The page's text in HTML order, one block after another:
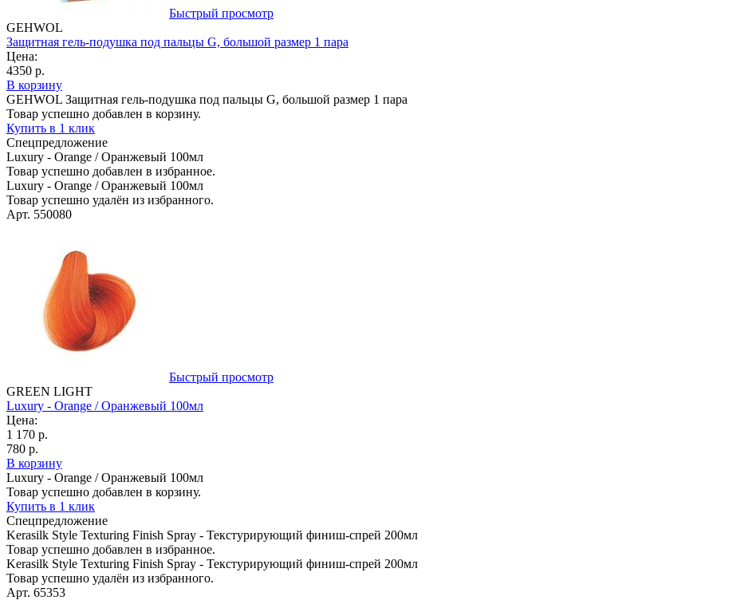
Быстрый просмотр
GEHWOL
Защитная гель-подушка под пальцы G, большой размер 1 пара
Цена:
4350 р.
В корзину
GEHWOL Защитная гель-подушка под пальцы G, большой размер 1 пара
Товар успешно добавлен в корзину.
Купить в 1 клик
Спецпредложение
Luxury - Orange / Оранжевый 100мл
Товар успешно добавлен в избранное.
Luxury - Orange / Оранжевый 100мл
Товар успешно удалён из избранного.
Арт. 550080
Быстрый просмотр
GREEN LIGHT
Luxury - Orange / Оранжевый 100мл
Цена:
1 170 р.
780 р.
В корзину
Luxury - Orange / Оранжевый 100мл
Товар успешно добавлен в корзину.
Купить в 1 клик
Спецпредложение
Kerasilk Style Texturing Finish Spray - Текстурирующий финиш-спрей 200мл
Товар успешно добавлен в избранное.
Kerasilk Style Texturing Finish Spray - Текстурирующий финиш-спрей 200мл
Товар успешно удалён из избранного.
Арт. 65353